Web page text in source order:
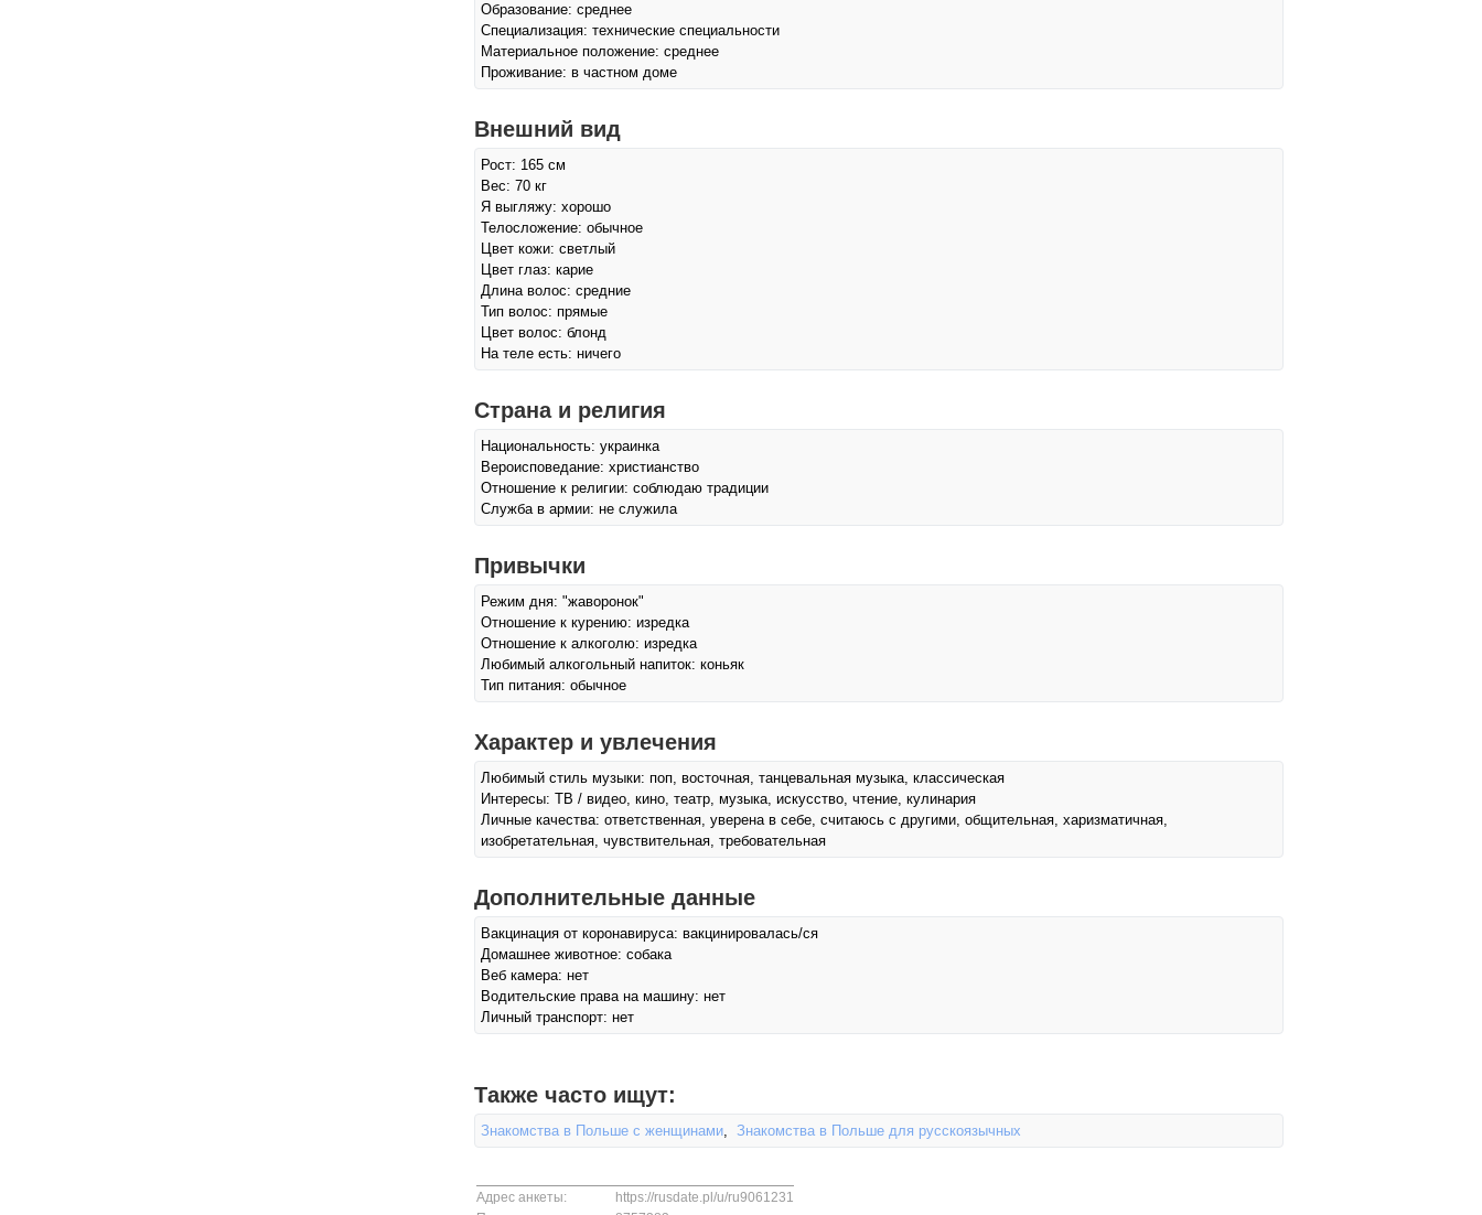
Образование: среднее
Специализация: технические специальности
Материальное положение: среднее
Проживание: в частном доме
Внешний вид
Рост: 165 см
Вес: 70 кг
Я выгляжу: хорошо
Телосложение: обычное
Цвет кожи: светлый
Цвет глаз: карие
Длина волос: средние
Тип волос: прямые
Цвет волос: блонд
На теле есть: ничего
Страна и религия
Национальность: украинка
Вероисповедание: христианство
Отношение к религии: соблюдаю традиции
Служба в армии: не служила
Привычки
Режим дня: "жаворонок"
Отношение к курению: изредка
Отношение к алкоголю: изредка
Любимый алкогольный напиток: коньяк
Тип питания: обычное
Характер и увлечения
Любимый стиль музыки: поп, восточная, танцевальная музыка, классическая
Интересы: ТВ / видео, кино, театр, музыка, искусcтво, чтение, кулинария
Личные качества: ответственная, уверена в себе, считаюсь с другими, общительная, харизматичная,
изобретательная, чувствительная, требовательная
Дополнительные данные
Вакцинация от коронавируса: вакцинировалась/ся
Домашнее животное: собака
Веб камера: нет
Водительские права на машину: нет
Личный транспорт: нет
Также часто ищут:
Знакомства в Польше с женщинами, Знакомства в Польше для русскоязычных
Адрес анкеты:
https://rusdate.pl/u/ru9061231